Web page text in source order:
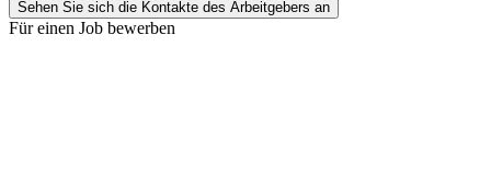
Sehen Sie sich die Kontakte des Arbeitgebers an
Für einen Job bewerben